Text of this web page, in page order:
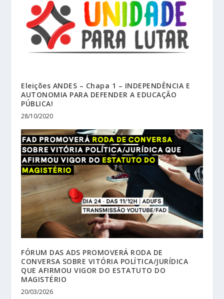
Eleições ANDES – Chapa 1 – INDEPENDÊNCIA E
AUTONOMIA PARA DEFENDER A EDUCAÇÃO
PÚBLICA!
28/10/2020
FÓRUM DAS ADS PROMOVERÁ RODA DE
CONVERSA SOBRE VITÓRIA POLÍTICA/JURÍDICA
QUE AFIRMOU VIGOR DO ESTATUTO DO
MAGISTÉRIO
20/03/2026